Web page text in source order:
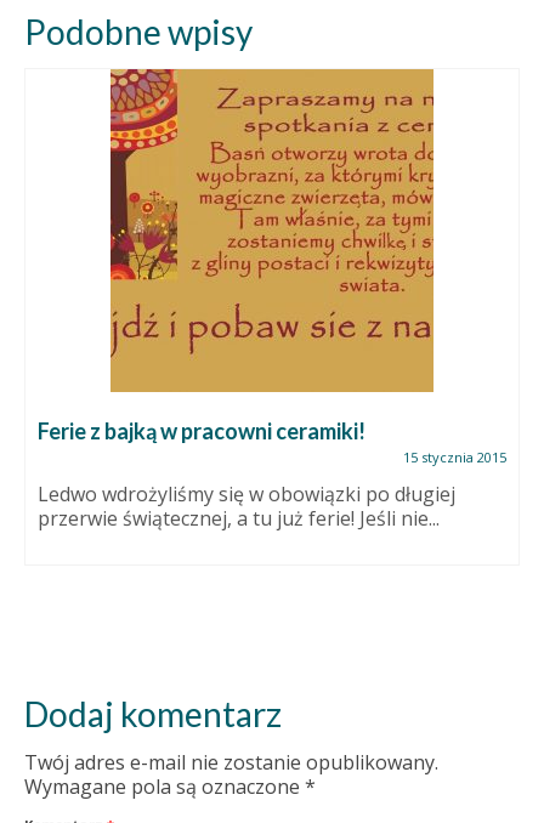
Podobne wpisy
Ferie z bajką w pracowni ceramiki!
15 stycznia 2015
Ledwo wdrożyliśmy się w obowiązki po długiej
przerwie świątecznej, a tu już ferie! Jeśli nie...
Dodaj komentarz
Twój adres e-mail nie zostanie opublikowany.
Wymagane pola są oznaczone *